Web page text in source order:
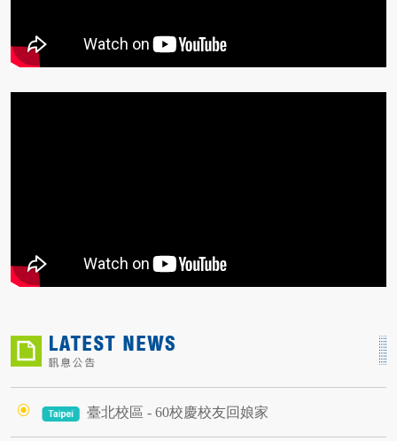
臺北校區 - 60校慶校友回娘家